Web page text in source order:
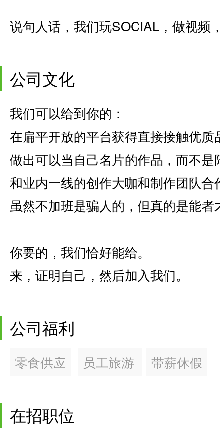
说句人话，我们玩SOCIAL，做视频
公司文化
我们可以给到你的：
在扁平开放的平台获得直接接触优质
做出可以当自己名片的作品，而不
和业内一线的创作大咖和制作团队合
虽然不加班是骗人的，但真的是能
你要的，我们恰好能给。
来，证明自己，然后加入我们。
公司福利
零食供应 员工旅游 带薪休假
在招职位